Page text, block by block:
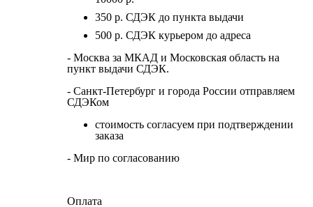
350 р. СДЭК до пункта выдачи
500 р. СДЭК курьером до адреса
- Москва за МКАД и Московская область на
пункт выдачи СДЭК.
- Санкт-Петербург и города России отправляем
СДЭКом
стоимость согласуем при подтверждении
заказа
- Мир по согласованию
Оплата